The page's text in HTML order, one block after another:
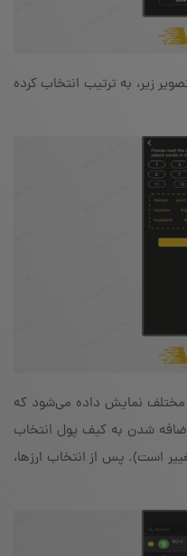
زیر، به ترتیب انتخاب کرده
مختلف نمایش داده می‌شود که
اضافه شدن به کیف پول انتخاب
است). پس از انتخاب ارزها،